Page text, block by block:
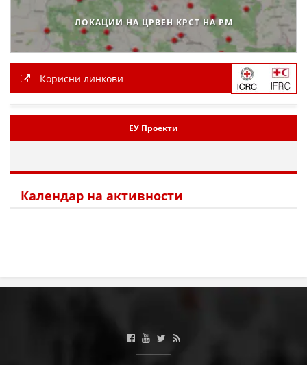
ЛОКАЦИИ НА ЦРВЕН КРСТ НА РМ
Корисни линкови
ЕУ Проекти
Календар на активности